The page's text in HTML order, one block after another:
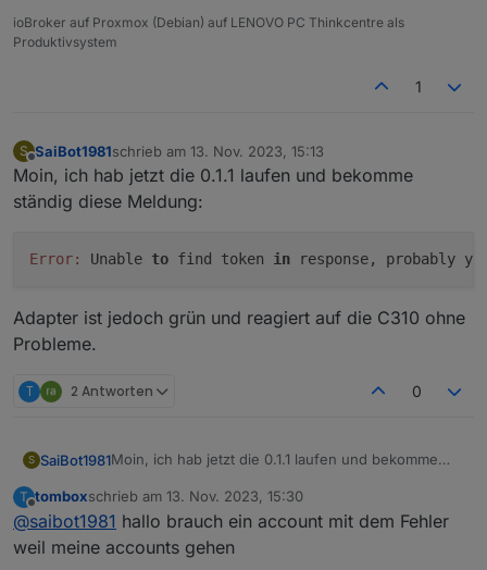
tapo.0
2023-11-12 17:45:44.683	info	Init device
2023-11-12 17:45:44.423	info	Found 1
unsere Geräte wegnimmt.
ioBroker auf Proxmox (Debian) auf LENOVO PC Thinkcentre als
Produktivsystem
1
S
Offline
SaiBot1981schrieb am 13. Nov. 2023, 15:13
zuletzt editiert von
Moin, ich hab jetzt die 0.1.1 laufen und bekomme
ständig diese Meldung:
Error: Unable to find token in response, probably
Adapter ist jedoch grün und reagiert auf die C310 ohne
Probleme.
T 2 Antworten 0
S SaiBot1981Moin, ich hab jetzt die 0.1.1 laufen und bekomme
Adapter ist jedoch grün und reagiert auf die C310
ohne Probleme.
T
Offline
tomboxschrieb am 13. Nov. 2023, 15:30
zuletzt editiert von
@saibot1981 hallo brauch ein account mit dem Fehler
weil meine accounts gehen